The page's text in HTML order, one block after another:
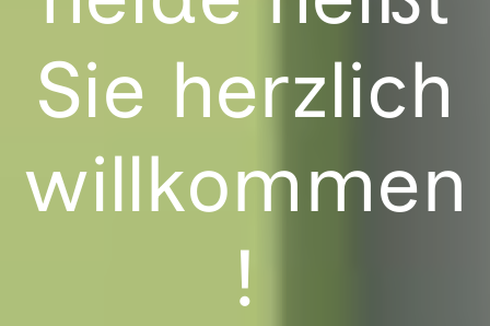
Sie herzlich
willkommen
!